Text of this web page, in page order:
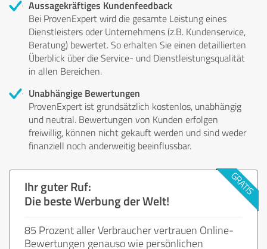
Aussagekräftiges Kundenfeedback
Bei ProvenExpert wird die gesamte Leistung eines
Dienstleisters oder Unternehmens (z.B. Kundenservice,
Beratung) bewertet. So erhalten Sie einen detaillierten
Überblick über die Service- und Dienstleistungsqualität
in allen Bereichen.
Unabhängige Bewertungen
ProvenExpert ist grundsätzlich kostenlos, unabhängig
und neutral. Bewertungen von Kunden erfolgen
freiwillig, können nicht gekauft werden und sind weder
finanziell noch anderweitig beeinflussbar.
Ihr guter Ruf:
Die beste Werbung der Welt!
85 Prozent aller Verbraucher vertrauen Online-
Bewertungen genauso wie persönlichen